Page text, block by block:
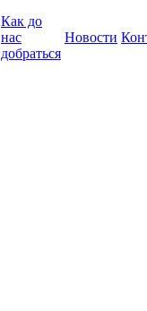
Как до
нас
добраться
Новости